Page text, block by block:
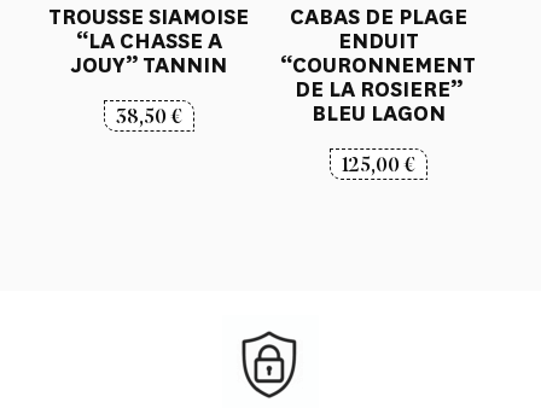
TROUSSE SIAMOISE
“LA CHASSE A
JOUY” TANNIN
38,50€
CABAS DE PLAGE
ENDUIT
“COURONNEMENT
DE LA ROSIERE”
BLEU LAGON
125,00€